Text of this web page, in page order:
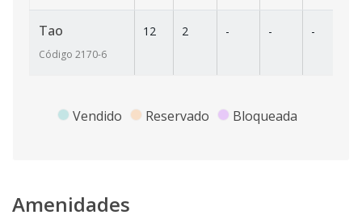
Tao
Código 2170-6
12 2 - - -
Vendido Reservado Bloqueada
Amenidades